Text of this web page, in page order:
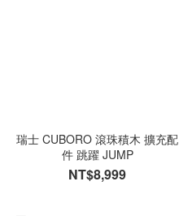
瑞士 CUBORO 滾珠積木 擴充配
件 跳躍 JUMP
NT$8,999